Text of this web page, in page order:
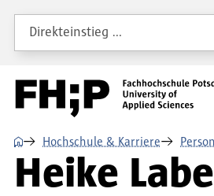
Direkt zum Inhalt
Direkt zur Hauptnavigation
Direkt zum Fußbereich
Direkteinstieg …
⌂ Hochschule & Karriere
Heike